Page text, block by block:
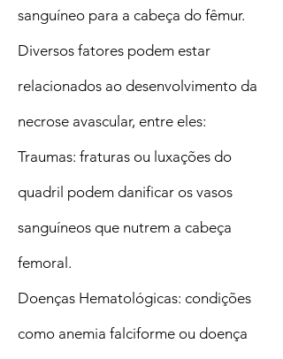
sanguíneo para a cabeça do fêmur.
Diversos fatores podem estar
relacionados ao desenvolvimento da
necrose avascular, entre eles:
Traumas: fraturas ou luxações do
quadril podem danificar os vasos
sanguíneos que nutrem a cabeça
femoral.
Doenças Hematológicas: condições
como anemia falciforme ou doença